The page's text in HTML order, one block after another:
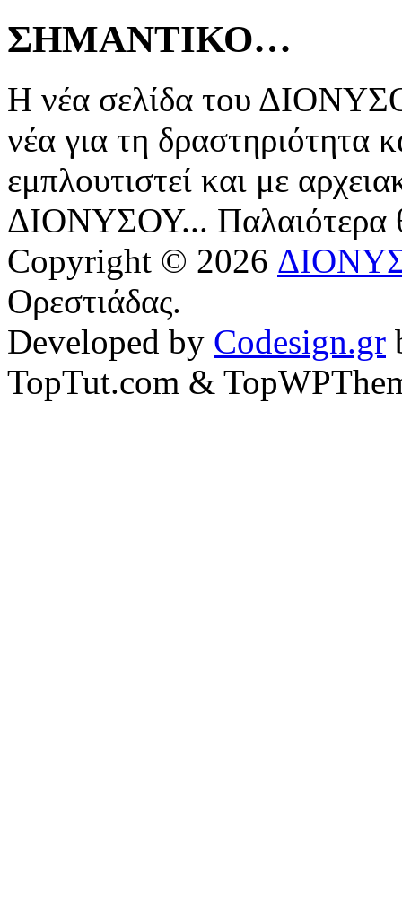
ΣΗΜΑΝΤΙΚΟ…
Η νέα σελίδα του
νέα για τη δραστηριότητα
εμπλουτιστεί και με
ΔΙΟΝΥΣΟΥ... Παλαιότερα
Copyright © 2026
Ορεστιάδας.
Developed by Codesign.gr
TopTut.com &